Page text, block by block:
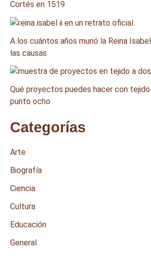
Cortés en 1519
A los cuántos años murió la Reina
las causas
Qué proyectos puedes hacer con tejido
punto ocho
Categorías
Arte
Biografía
Ciencia
Cultura
Educación
General